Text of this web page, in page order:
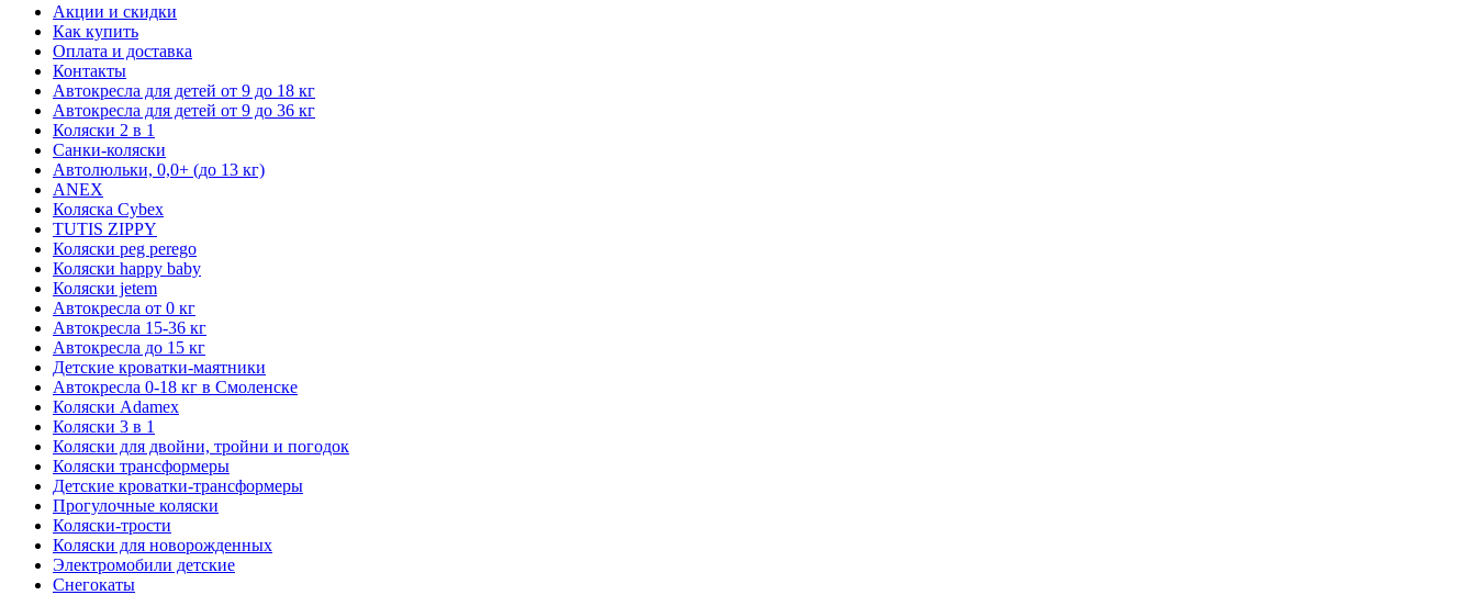
Акции и скидки
Как купить
Оплата и доставка
Контакты
Автокресла для детей от 9 до 18 кг
Автокресла для детей от 9 до 36 кг
Коляски 2 в 1
Санки-коляски
Автолюльки, 0,0+ (до 13 кг)
ANEX
Коляска Cybex
TUTIS ZIPPY
Коляски peg perego
Коляски happy baby
Коляски jetem
Автокресла от 0 кг
Автокресла 15-36 кг
Автокресла до 15 кг
Детские кроватки-маятники
Автокресла 0-18 кг в Смоленске
Коляски Adamex
Коляски 3 в 1
Коляски для двойни, тройни и погодок
Коляски трансформеры
Детские кроватки-трансформеры
Прогулочные коляски
Коляски-трости
Коляски для новорожденных
Электромобили детские
Снегокаты